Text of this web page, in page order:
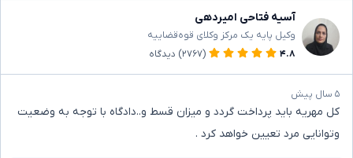
آسیه فتاحی امیردهی
وکیل پایه یک مرکز وکلای قوه‌قضاییه
۴.۸
(۲۷۶۷) دیدگاه
۵ سال پیش
کل مهریه باید پرداخت گردد و میزان قسط و..دادگاه با توجه به وضعیت
وتوانایی مرد تعیین خواهد کرد .